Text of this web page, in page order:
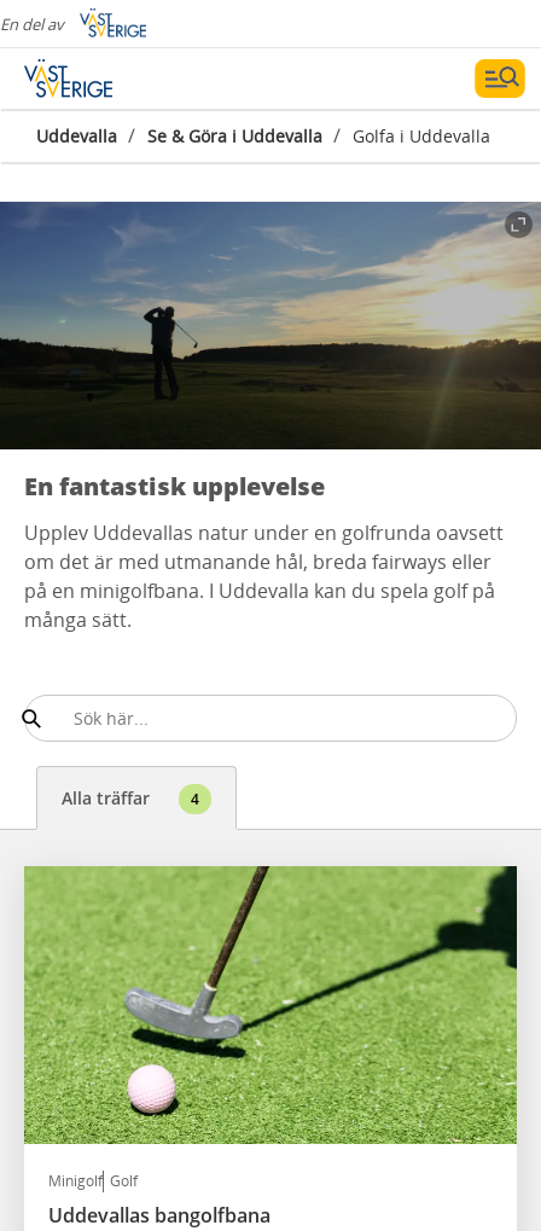
En del av
Uddevalla / Se & Göra i Uddevalla / Golfa i Uddevalla
En fantastisk upplevelse
Upplev Uddevallas natur under en golfrunda oavsett
om det är med utmanande hål, breda fairways eller
på en minigolfbana. I Uddevalla kan du spela golf på
många sätt.
Alla träffar 4
Minigolf Golf
Uddevallas bangolfbana